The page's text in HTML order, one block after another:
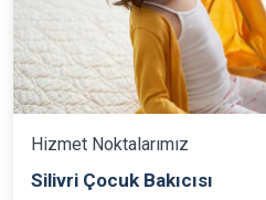
Hizmet Noktalarımız
Silivri Çocuk Bakıcısı